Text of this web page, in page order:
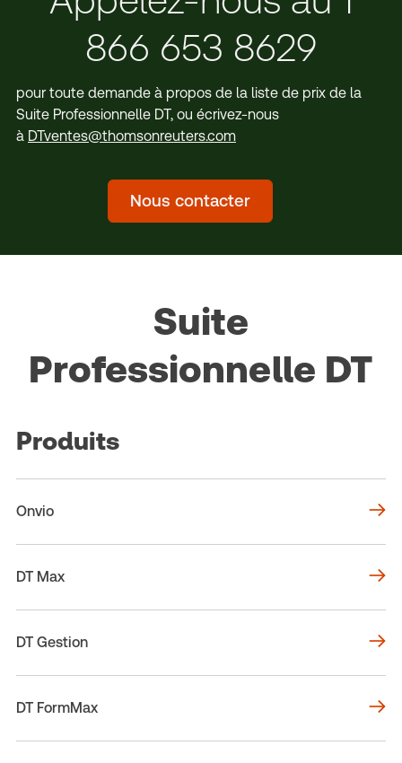
866 653 8629
pour toute demande à propos de la liste de prix de la
Suite Professionnelle DT, ou écrivez-nous
à DTventes@thomsonreuters.com
Nous contacter
Suite
Professionnelle DT
Produits
Onvio
DT Max
DT Gestion
DT FormMax